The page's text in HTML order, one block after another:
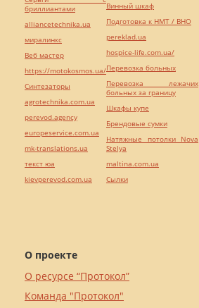
О проекте
О ресурсе “Протокол”
Команда "Протокол"
бриллиантами
alliancetechnika.ua
миралинкс
Веб мастер
https://motokosmos.ua/
Синтезаторы
agrotechnika.com.ua
perevod.agency
europeservice.com.ua
mk-translations.ua
текст юа
kievperevod.com.ua
Винный шкаф
Подготовка к НМТ / ВНО
pereklad.ua
hospice-life.com.ua/
Перевозка больных
Перевозка лежачих
больных за границу
Шкафы купе
Брендовые сумки
Натяжные потолки Nova
Stelya
maltina.com.ua
Cылки